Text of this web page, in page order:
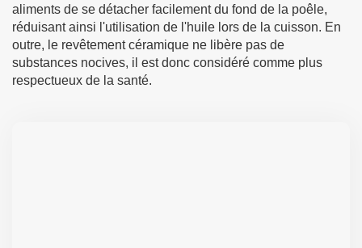
aliments de se détacher facilement du fond de la poêle,
réduisant ainsi l'utilisation de l'huile lors de la cuisson. En
outre, le revêtement céramique ne libère pas de
substances nocives, il est donc considéré comme plus
respectueux de la santé.